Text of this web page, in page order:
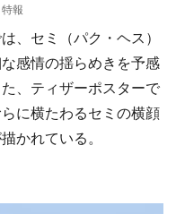
報
、セミ（パク・ヘス）
感情の揺らめきを予感
、ティザーポスターで
に横たわるセミの横顔
かれている。